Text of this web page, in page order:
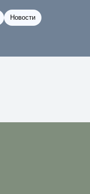
Новости